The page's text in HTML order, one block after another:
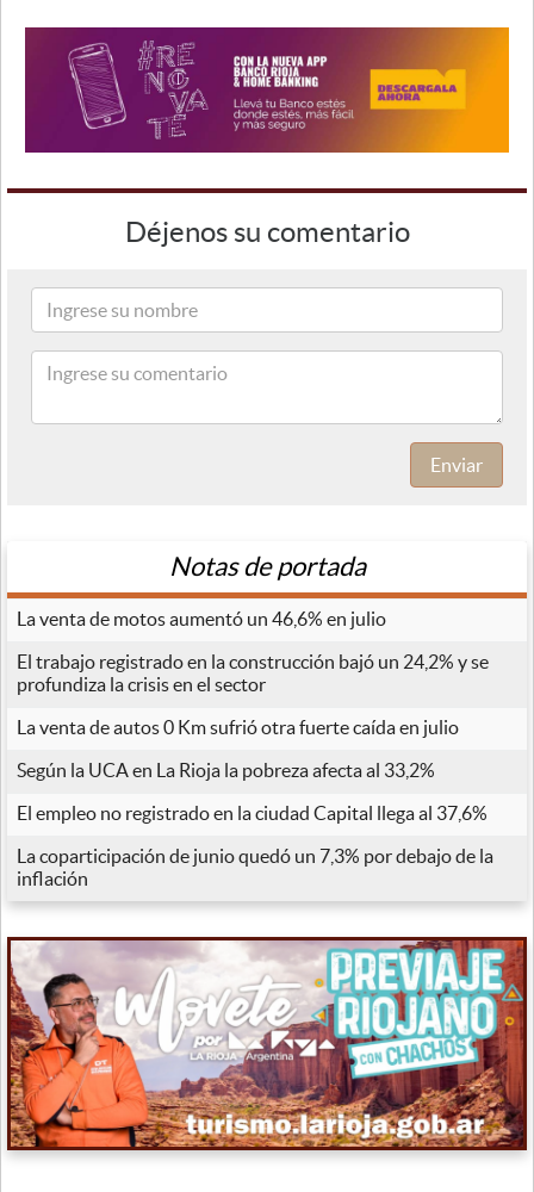
Déjenos su comentario
Enviar
Notas de portada
La venta de motos aumentó un 46,6% en julio
El trabajo registrado en la construcción bajó un 24,2% y se
profundiza la crisis en el sector
La venta de autos 0 Km sufrió otra fuerte caída en julio
Según la UCA en La Rioja la pobreza afecta al 33,2%
El empleo no registrado en la ciudad Capital llega al 37,6%
La coparticipación de junio quedó un 7,3% por debajo de la
inflación